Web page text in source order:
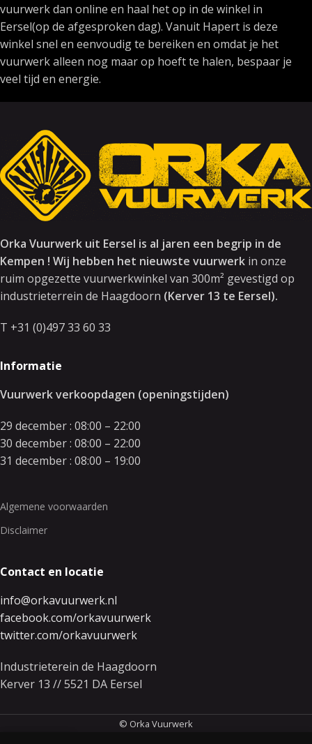
vuurwerk dan online en haal het op in de winkel in
Eersel(op de afgesproken dag). Vanuit Hapert is deze
winkel snel en eenvoudig te bereiken en omdat je het
vuurwerk alleen nog maar op hoeft te halen, bespaar je
veel tijd en energie.
Orka Vuurwerk uit Eersel is al jaren een begrip in de
Kempen ! Wij hebben het nieuwste vuurwerk in onze
ruim opgezette vuurwerkwinkel van 300m² gevestigd op
industrieterrein de Haagdoorn (Kerver 13 te Eersel).
T +31 (0)497 33 60 33
Informatie
Vuurwerk verkoopdagen (openingstijden)
29 december : 08:00 – 22:00
30 december : 08:00 – 22:00
31 december : 08:00 – 19:00
Algemene voorwaarden
Disclaimer
Contact en locatie
info@orkavuurwerk.nl
facebook.com/orkavuurwerk
twitter.com/orkavuurwerk
Industrieterein de Haagdoorn
Kerver 13 // 5521 DA Eersel
© Orka Vuurwerk